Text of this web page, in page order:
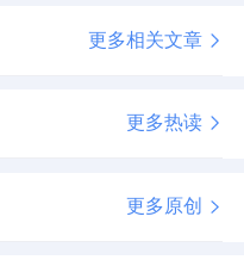
更多相关文章
更多热读
更多原创